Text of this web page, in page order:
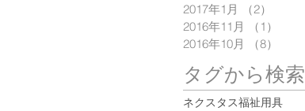
2017年1月
（2）
2016年11月
（1）
2016年10月
（8）
タグから検索
ネクスタス福祉用具